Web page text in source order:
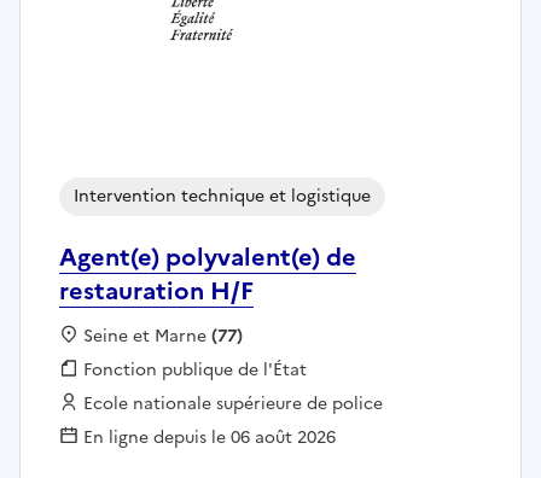
Agent(e) polyvalent(e) de
restauration H/F
Intervention technique et logistique
Localisation :
Seine et Marne(77)
Fonction publique :
Fonction publique de l'État
Employeur :
Ecole nationale supérieure de police
En ligne depuis le 06 août 2026